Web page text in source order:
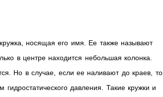
носящая его имя. Ее также называют
в центре находится небольшая колонка.
Но в случае, если ее наливают до краев, то
давления. Такие кружки и